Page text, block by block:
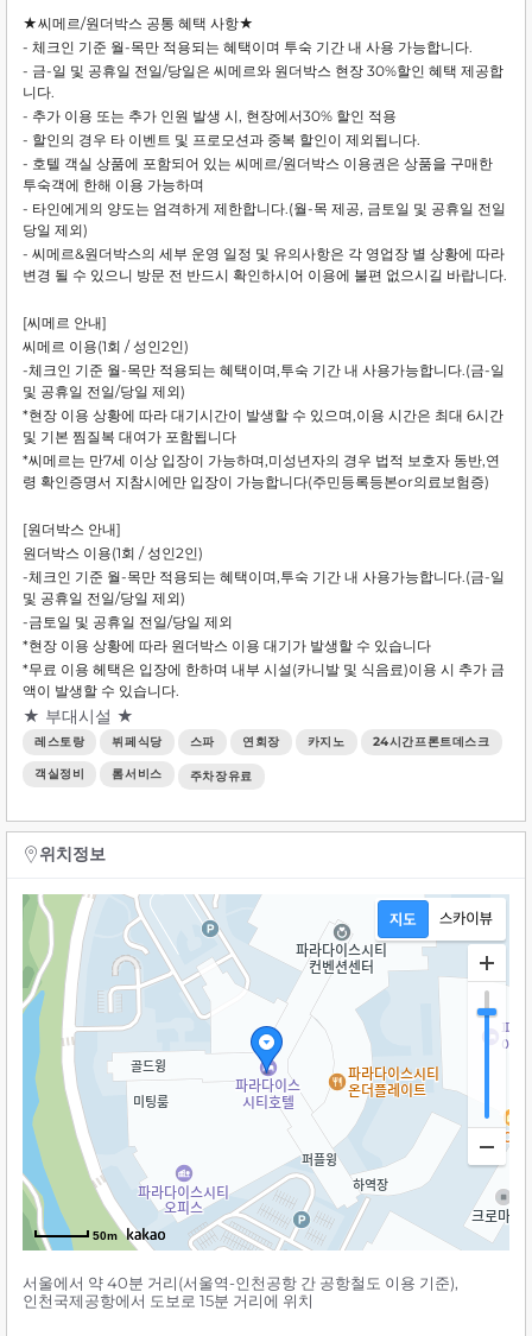
★씨메르/원더박스 공통 혜택 사항★
- 체크인 기준 월-목만 적용되는 혜택이며 투숙 기간 내 사용 가능합니다.
- 금-일 및 공휴일 전일/당일은 씨메르와 원더박스 현장 30%할인 혜택 제공합
니다.
- 추가 이용 또는 추가 인원 발생 시, 현장에서30% 할인 적용
- 할인의 경우 타 이벤트 및 프로모션과 중복 할인이 제외됩니다.
- 호텔 객실 상품에 포함되어 있는 씨메르/원더박스 이용권은 상품을 구매한
투숙객에 한해 이용 가능하며
- 타인에게의 양도는 엄격하게 제한합니다.(월-목 제공, 금토일 및 공휴일 전일
당일 제외)
- 씨메르&원더박스의 세부 운영 일정 및 유의사항은 각 영업장 별 상황에 따라
변경 될 수 있으니 방문 전 반드시 확인하시어 이용에 불편 없으시길 바랍니다.
[씨메르 안내]
씨메르 이용(1회 / 성인2인)
-체크인 기준 월-목만 적용되는 혜택이며,투숙 기간 내 사용가능합니다.(금-일
및 공휴일 전일/당일 제외)
*현장 이용 상황에 따라 대기시간이 발생할 수 있으며,이용 시간은 최대 6시간
및 기본 찜질복 대여가 포함됩니다
*씨메르는 만7세 이상 입장이 가능하며,미성년자의 경우 법적 보호자 동반,연
령 확인증명서 지참시에만 입장이 가능합니다(주민등록등본or의료보험증)
[원더박스 안내]
원더박스 이용(1회 / 성인2인)
-체크인 기준 월-목만 적용되는 혜택이며,투숙 기간 내 사용가능합니다.(금-일
및 공휴일 전일/당일 제외)
-금토일 및 공휴일 전일/당일 제외
*현장 이용 상황에 따라 원더박스 이용 대기가 발생할 수 있습니다
*무료 이용 헤택은 입장에 한하며 내부 시설(카니발 및 식음료)이용 시 추가 금
액이 발생할 수 있습니다.
★ 부대시설 ★
레스토랑 뷔페식당 스파 연회장 카지노 24시간프론트데스크
객실정비 롬서비스 주차장유료
위치정보
50m
서울에서 약 40분 거리(서울역-인천공항 간 공항철도 이용 기준),
인천국제공항에서 도보로 15분 거리에 위치